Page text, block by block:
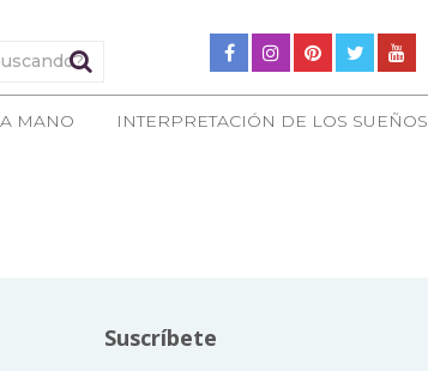
MANO INTERPRETACIÓN DE LOS SUEÑOS
Suscríbete